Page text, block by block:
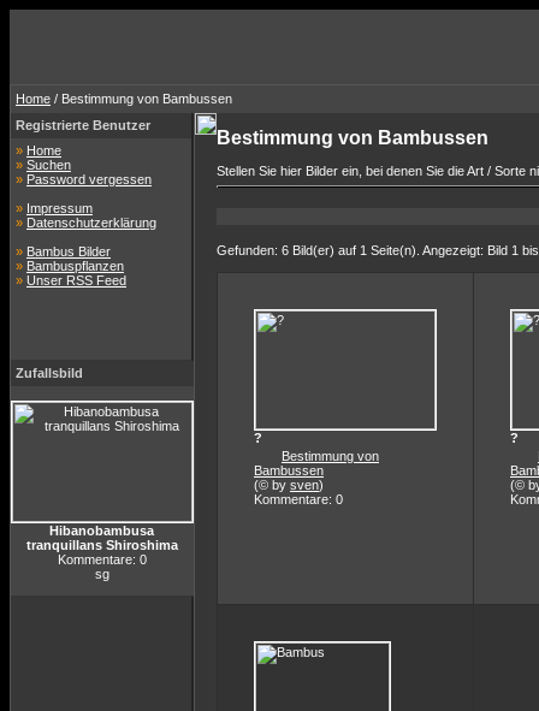
Home / Bestimmung von Bambussen
Registrierte Benutzer
» Home
» Suchen
» Password vergessen
» Impressum
» Datenschutzerklärung
» Bambus Bilder
» Bambuspflanzen
» Unser RSS Feed
Zufallsbild
Hibanobambusa
tranquillans Shiroshima
Kommentare: 0
sg
Bestimmung von Bambussen
Stellen Sie hier Bilder ein, bei denen Sie die Art / Sorte
Gefunden: 6 Bild(er) auf 1 Seite(n). Angezeigt: Bild 1
?
Bestimmung von
Bambussen
(© by sven)
Kommentare: 0
?
(©